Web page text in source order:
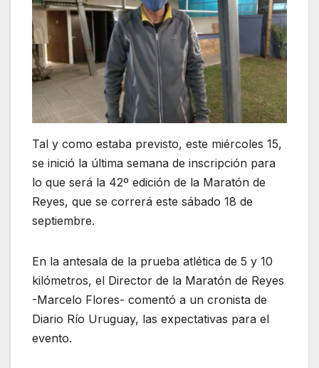
Tal y como estaba previsto, este miércoles 15,
se inició la última semana de inscripción para
lo que será la 42º edición de la Maratón de
Reyes, que se correrá este sábado 18 de
septiembre.
En la antesala de la prueba atlética de 5 y 10
kilómetros, el Director de la Maratón de Reyes
-Marcelo Flores- comentó a un cronista de
Diario Río Uruguay, las expectativas para el
evento.